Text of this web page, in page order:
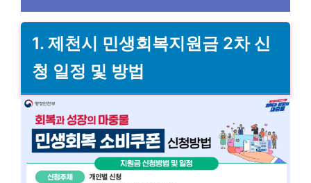
1. 제천시 민생회복지원금 2차 신
청 일정 및 방법